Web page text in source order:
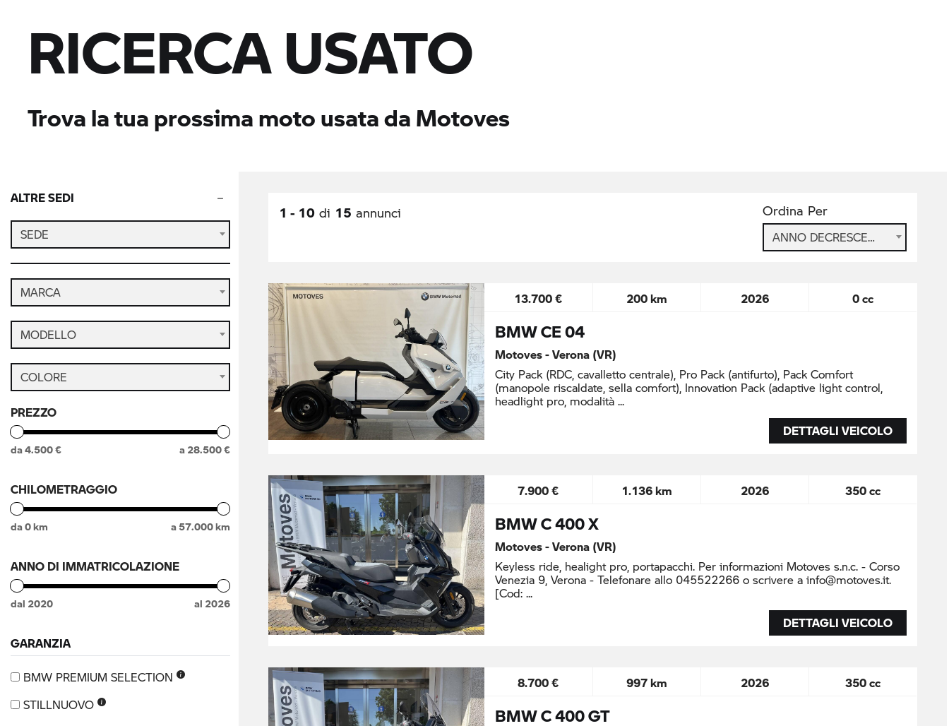
RICERCA USATO
Trova la tua prossima moto usata da Motoves
ALTRE SEDI
SEDE
MARCA
MODELLO
COLORE
PREZZO
da4.500€ a 28.500€
CHILOMETRAGGIO
da0km a 57.000km
ANNO DI IMMATRICOLAZIONE
dal 2020 al 2026
GARANZIA
BMW PREMIUM SELECTION
STILLNUOVO
1 - 10di 15 annunci Ordina Per
ANNO DECRESCENTE
13.700 € 200 km 2026 0 cc
BMW CE 04
Motoves - Verona (VR)
City Pack (RDC, cavalletto centrale), Pro Pack (antifurto), Pack Comfort
(manopole riscaldate, sella comfort), Innovation Pack (adaptive light control,
headlight pro, modalità
DETTAGLI VEICOLO
7.900 € 1.136 km 2026 350 cc
BMW C 400 X
Motoves - Verona (VR)
Keyless ride, healight pro, portapacchi. Per infor mazioni Motoves s.n.c. - Corso
Venezia 9, Verona - Telefonare allo 045522266 o scrivere a info@motoves.it.
[Cod:
DETTAGLI VEICOLO
8.700 € 997 km 2026 350 cc
BMW C 400 GT